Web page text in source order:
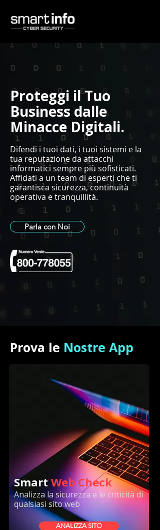
Proteggi il Tuo
Business dalle
Minacce Digitali.
Difendi i tuoi dati, i tuoi sistemi e la
tua reputazione da attacchi
informatici sempre più sofisticati.
Affidati a un team di esperti che ti
garantisca sicurezza, continuità
operativa e tranquillità.
Parla con Noi
Prova le Nostre App
SmartWeb Check
Analizza la sicurezza e le criticità di
qualsiasi sito web
ANALIZZA SITO